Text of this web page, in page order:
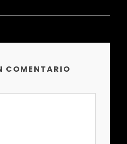
COMENTARIO